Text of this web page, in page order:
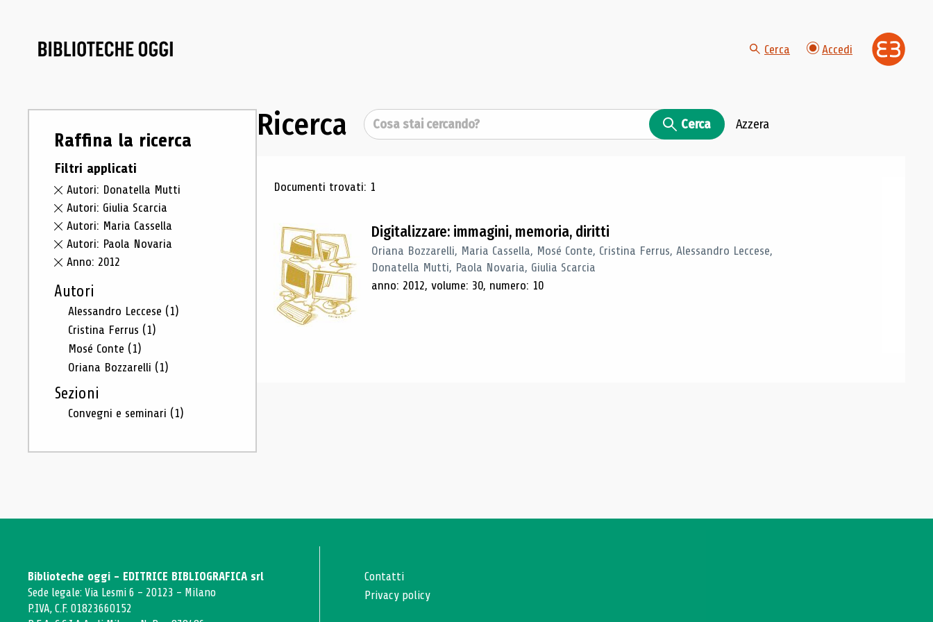
Cerca Accedi
Raffina la ricerca
Filtri applicati
Autori: Donatella Mutti
Autori: Giulia Scarcia
Autori: Maria Cassella
Autori: Paola Novaria
Anno: 2012
Autori
Alessandro Leccese (1)
Cristina Ferrus (1)
Mosé Conte (1)
Oriana Bozzarelli (1)
Sezioni
Convegni e seminari (1)
Ricerca Cerca Cerca Azzera
Risultati di ricerca
Documenti trovati: 1
Digitalizzare: immagini, memoria, diritti
Oriana Bozzarelli, Maria Cassella, Mosé Conte, Cristina Ferrus, Alessandro Leccese,
Donatella Mutti, Paola Novaria, Giulia Scarcia
anno: 2012, volume: 30, numero: 10
Biblioteche oggi - EDITRICE BIBLIOGRAFICA srl
Sede legale: Via Lesmi 6 - 20123 - Milano
P.IVA, C.F. 01823660152
Contatti
Privacy policy